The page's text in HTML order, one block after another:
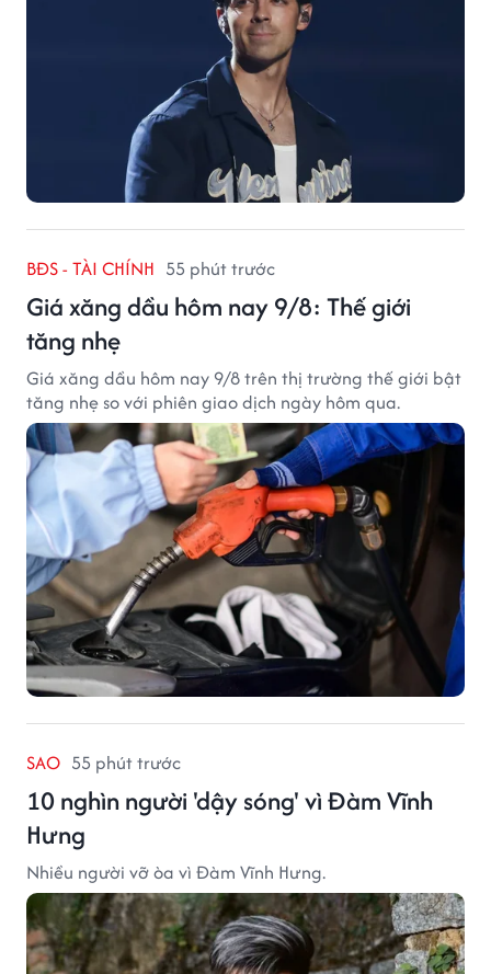
BĐS - TÀI CHÍNH 55 phút trước
Giá xăng dầu hôm nay 9/8: Thế giới
tăng nhẹ
Giá xăng dầu hôm nay 9/8 trên thị trường thế giới bật
tăng nhẹ so với phiên giao dịch ngày hôm qua.
SAO 55 phút trước
10 nghìn người 'dậy sóng' vì Đàm Vĩnh
Hưng
Nhiều người vỡ òa vì Đàm Vĩnh Hưng.